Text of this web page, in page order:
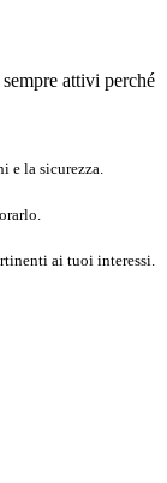
attivi perché
e la sicurezza.
ai tuoi interessi.